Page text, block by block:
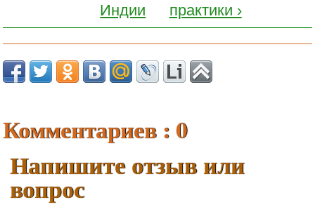
Индии
практики ›
Комментариев : 0
Напишите отзыв или
вопрос